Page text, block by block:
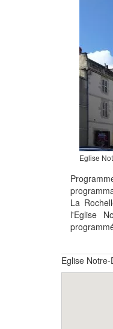
Eglise
La
l'Eglise
Eglise